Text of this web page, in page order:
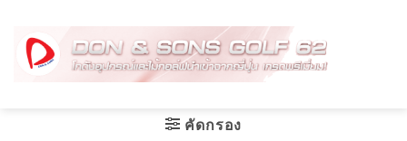
content
คัดกรอง